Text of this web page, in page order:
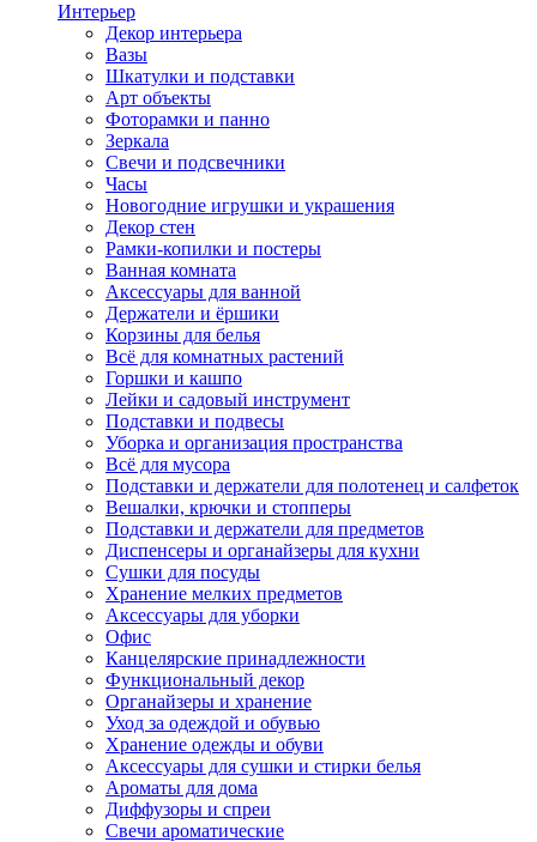
Интерьер
Декор интерьера
Вазы
Шкатулки и подставки
Арт объекты
Фоторамки и панно
Зеркала
Свечи и подсвечники
Часы
Новогодние игрушки и украшения
Декор стен
Рамки-копилки и постеры
Ванная комната
Аксессуары для ванной
Держатели и ёршики
Корзины для белья
Всё для комнатных растений
Горшки и кашпо
Лейки и садовый инструмент
Подставки и подвесы
Уборка и организация пространства
Всё для мусора
Подставки и держатели для полотенец и салфеток
Вешалки, крючки и стопперы
Подставки и держатели для предметов
Диспенсеры и органайзеры для кухни
Сушки для посуды
Хранение мелких предметов
Аксессуары для уборки
Офис
Канцелярские принадлежности
Функциональный декор
Органайзеры и хранение
Уход за одеждой и обувью
Хранение одежды и обуви
Аксессуары для сушки и стирки белья
Ароматы для дома
Диффузоры и спреи
Свечи ароматические